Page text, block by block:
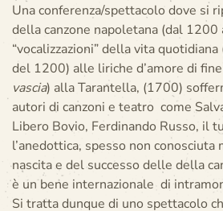
Una conferenza/spettacolo dove si
della canzone napoletana (dal 1200
“vocalizzazioni” della vita
del 1200) alle liriche d’amore di
vascia) alla Tarantella, (1700)
autori di canzoni e teatro come
Libero Bovio, Ferdinando Russo, il
l’anedottica, spesso non
nascita e del successo delle della
è un bene internazionale di
Si tratta dunque di uno spettacolo